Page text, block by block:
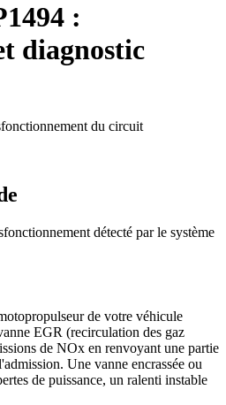
:
diagnostic
du circuit
détecté par le système
de votre véhicule
EGR (recirculation des gaz
de NOx en renvoyant une partie
Une vanne encrassée ou
de puissance, un ralenti instable